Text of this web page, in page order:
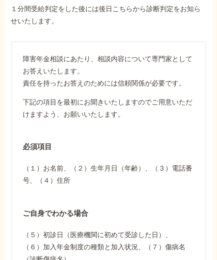
１分間受給判定をした後には後日こちらから診断判定をお知ら
せいたします。
障害年金相談にあたり、相談内容について専門家として
お答えいたします。
責任を持ったお答えのためには信頼関係が必要です。
下記の項目を最初にお聞きいたしますのでご用意いただ
けますよう、お願いいたします。
必須項目
（１）お名前、（２）生年月日（年齢）、（３）電話番
号、（４）住所
ご自身でわかる場合
（５）初診日（医療機関に初めて受診した日）、
（６）加入年金制度の種類と加入状況、（７）傷病名